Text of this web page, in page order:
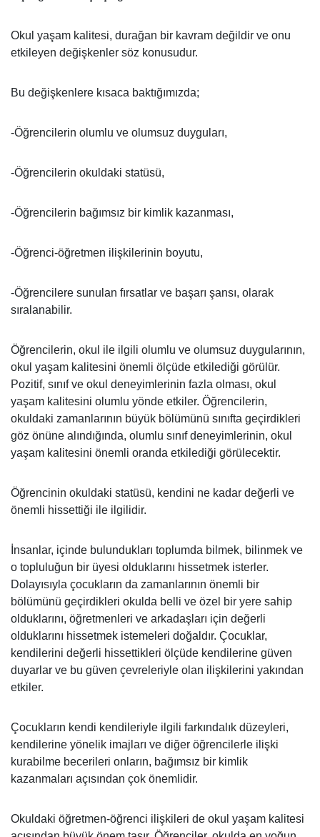
Okul yaşam kalitesi, durağan bir kavram değildir ve onu
etkileyen değişkenler söz konusudur.
Bu değişkenlere kısaca baktığımızda;
-Öğrencilerin olumlu ve olumsuz duyguları,
-Öğrencilerin okuldaki statüsü,
-Öğrencilerin bağımsız bir kimlik kazanması,
-Öğrenci-öğretmen ilişkilerinin boyutu,
-Öğrencilere sunulan fırsatlar ve başarı şansı, olarak
sıralanabilir.
Öğrencilerin, okul ile ilgili olumlu ve olumsuz duygularının,
okul yaşam kalitesini önemli ölçüde etkilediği görülür.
Pozitif, sınıf ve okul deneyimlerinin fazla olması, okul
yaşam kalitesini olumlu yönde etkiler. Öğrencilerin,
okuldaki zamanlarının büyük bölümünü sınıfta geçirdikleri
göz önüne alındığında, olumlu sınıf deneyimlerinin, okul
yaşam kalitesini önemli oranda etkilediği görülecektir.
Öğrencinin okuldaki statüsü, kendini ne kadar değerli ve
önemli hissettiği ile ilgilidir.
İnsanlar, içinde bulundukları toplumda bilmek, bilinmek ve
o topluluğun bir üyesi olduklarını hissetmek isterler.
Dolayısıyla çocukların da zamanlarının önemli bir
bölümünü geçirdikleri okulda belli ve özel bir yere sahip
olduklarını, öğretmenleri ve arkadaşları için değerli
olduklarını hissetmek istemeleri doğaldır. Çocuklar,
kendilerini değerli hissettikleri ölçüde kendilerine güven
duyarlar ve bu güven çevreleriyle olan ilişkilerini yakından
etkiler.
Çocukların kendi kendileriyle ilgili farkındalık düzeyleri,
kendilerine yönelik imajları ve diğer öğrencilerle ilişki
kurabilme becerileri onların, bağımsız bir kimlik
kazanmaları açısından çok önemlidir.
Okuldaki öğretmen-öğrenci ilişkileri de okul yaşam kalitesi